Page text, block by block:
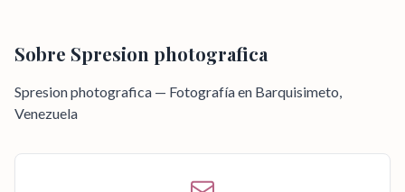
Sobre Spresion photografica
Spresion photografica — Fotografía en Barquisimeto,
Venezuela